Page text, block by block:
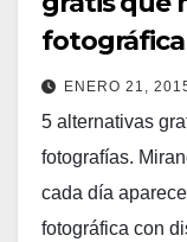
fotográfica
ENERO 21,
5 alternativas
fotografías.
cada día
fotográfica con